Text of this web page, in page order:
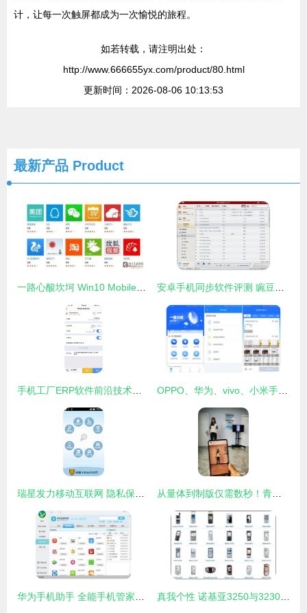
计，让每一次触屏都成为一次愉悦的旅程。
如若转载，请注明出处：
http://www.666655yx.com/product/80.html
更新时间：2026-08-06 10:13:53
最新产品 Product